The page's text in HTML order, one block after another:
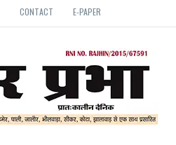
CONTACT E-PAPER